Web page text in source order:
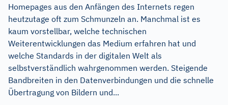
Homepages aus den Anfängen des Internets regen
heutzutage oft zum Schmunzeln an. Manchmal ist es
kaum vorstellbar, welche technischen
Weiterentwicklungen das Medium erfahren hat und
welche Standards in der digitalen Welt als
selbstverständlich wahrgenommen werden. Steigende
Bandbreiten in den Datenverbindungen und die schnelle
Übertragung von Bildern und...